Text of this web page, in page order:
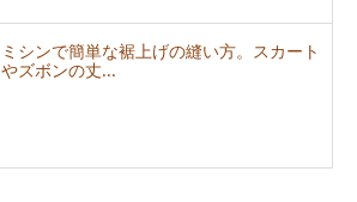
ミシンで簡単な裾上げの縫い方。スカート
やズボンの丈...